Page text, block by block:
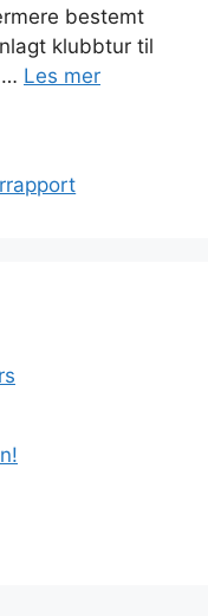
bestemt
klubbtur til
… Les mer